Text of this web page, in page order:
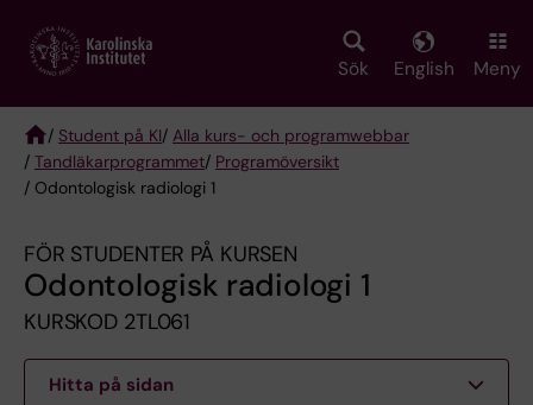
main
Sök English Meny
Breadcrumb
/ Student på KI/ Alla kurs- och programwebbar
/ Tandläkarprogrammet/ Programöversikt
/ Odontologisk radiologi 1
FÖR STUDENTER PÅ KURSEN
Odontologisk radiologi 1
KURSKOD 2TL061
Hitta på sidan